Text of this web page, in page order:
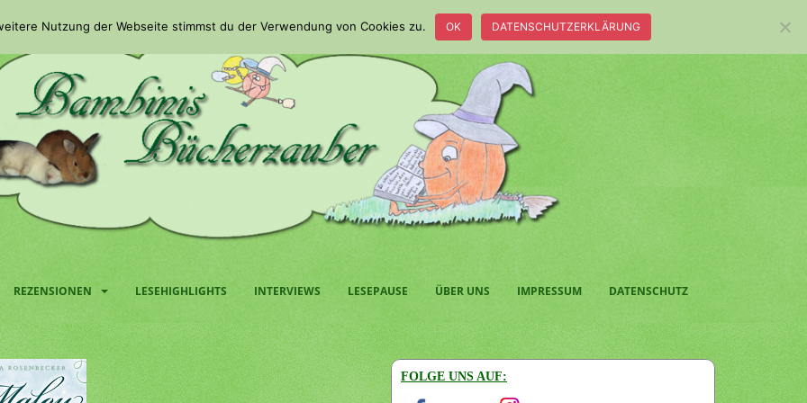
REZENSIONEN LESEHIGHLIGHTS INTERVIEWS LESEPAUSE ÜBER UNS IMPRESSUM DATENSCHUTZ
FOLGE UNS AUF:
Nutzung der Webseite stimmst du der Verwendung von Cookies zu. OK DATENSCHUTZERKLÄRUNG